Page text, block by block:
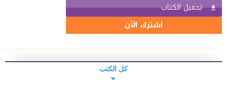
تحميل الكتاب
اشترك الآن
كل الكتب